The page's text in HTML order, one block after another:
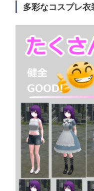
多彩なコスプレ衣